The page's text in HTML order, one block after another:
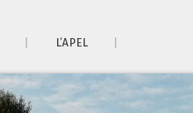
L’APEL